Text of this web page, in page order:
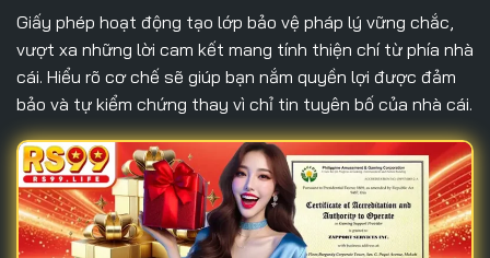
Giấy phép hoạt động tạo lớp bảo vệ pháp lý vững chắc,
vượt xa những lời cam kết mang tính thiện chí từ phía nhà
cái. Hiểu rõ cơ chế sẽ giúp bạn nắm quyền lợi được đảm
bảo và tự kiểm chứng thay vì chỉ tin tuyên bố của nhà cái.